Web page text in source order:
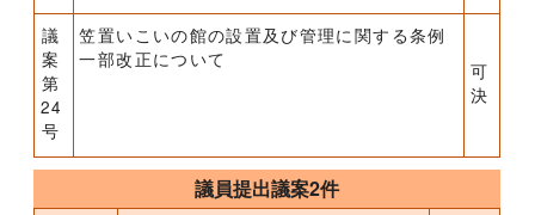
議
案
第
24
号
笠置いこいの館の設置及び管理に関する条例
一部改正について
可
決
議員提出議案2件